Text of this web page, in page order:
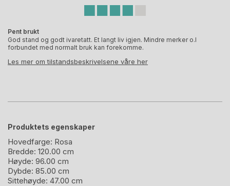
Pent brukt
God stand og godt ivaretatt. Et langt liv igjen. Mindre merker o.l
forbundet med normalt bruk kan forekomme.
Les mer om tilstandsbeskrivelsene våre her
Produktets egenskaper
Hovedfarge: Rosa
Bredde: 120.00 cm
Høyde: 96.00 cm
Dybde: 85.00 cm
Sittehøyde: 47.00 cm